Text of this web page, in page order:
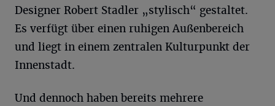
Designer Robert Stadler „stylisch“ gestaltet.
Es verfügt über einen ruhigen Außenbereich
und liegt in einem zentralen Kulturpunkt der
Innenstadt.
Und dennoch haben bereits mehrere